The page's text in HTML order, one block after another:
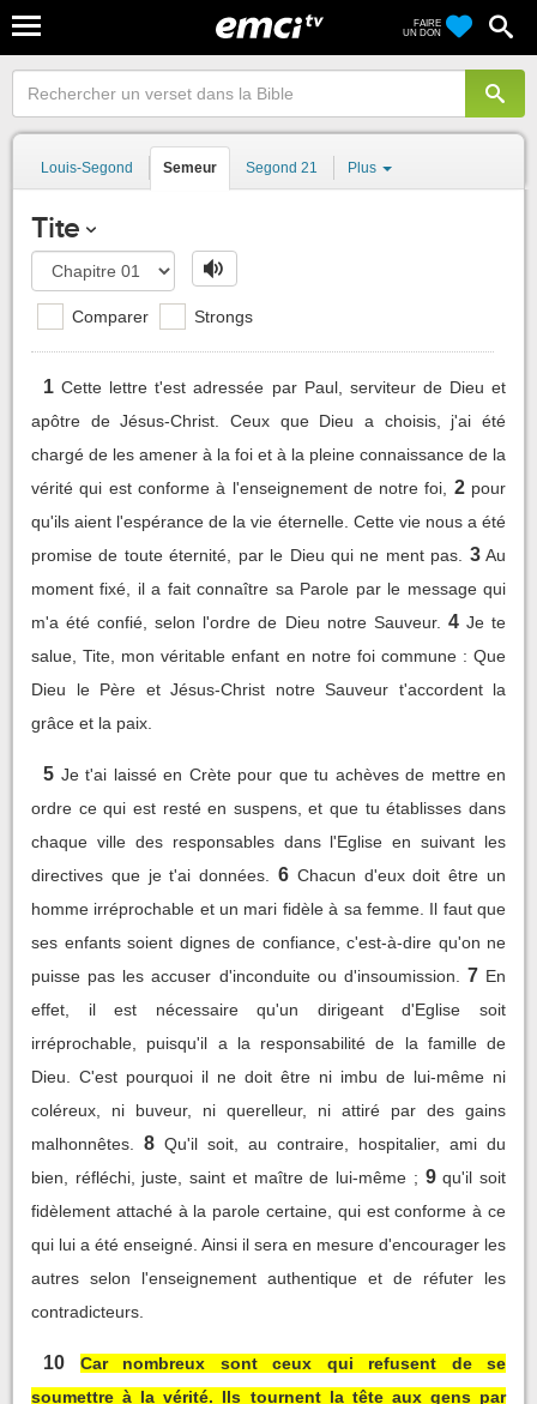
FAIRE
UN DON
Louis-Segond Semeur Segond 21 Plus
Tite
Comparer Strongs
1 Cette lettre t'est adressée par Paul, serviteur de Dieu et
apôtre de Jésus-Christ. Ceux que Dieu a choisis, j'ai été
chargé de les amener à la foi et à la pleine connaissance de la
vérité qui est conforme à l'enseignement de notre foi,
2 pour
qu'ils aient l'espérance de la vie éternelle. Cette vie nous a été
promise de toute éternité, par le Dieu qui ne ment pas.
3 Au
moment fixé, il a fait connaître sa Parole par le message qui
m'a été confié, selon l'ordre de Dieu notre Sauveur. 4 Je te
salue, Tite, mon véritable enfant en notre foi commune : Que
Dieu le Père et Jésus-Christ notre Sauveur t'accordent la
grâce et la paix.
5 Je t'ai laissé en Crète pour que tu achèves de mettre en
ordre ce qui est resté en suspens, et que tu établisses dans
chaque ville des responsables dans l'Eglise en suivant les
directives que je t'ai données.
6 Chacun d'eux doit être un
homme irréprochable et un mari fidèle à sa femme. Il faut que
ses enfants soient dignes de confiance, c'est-à-dire qu'on ne
puisse pas les accuser d'inconduite ou d'insoumission.
7 En
effet, il est nécessaire qu'un dirigeant d'Eglise soit
irréprochable, puisqu'il a la responsabilité de la famille de
Dieu. C'est pourquoi il ne doit être ni imbu de lui-même ni
coléreux, ni buveur, ni querelleur, ni attiré par des gains
malhonnêtes.
8 Qu'il soit, au contraire, hospitalier, ami du
bien, réfléchi, juste, saint et maître de lui-même ; 9 qu'il soit
fidèlement attaché à la parole certaine, qui est conforme à ce
qui lui a été enseigné. Ainsi il sera en mesure d'encourager les
autres selon l'enseignement authentique et de réfuter les
contradicteurs.
10
Car nombreux sont ceux qui refusent de se
soumettre à la vérité. Ils tournent la tête aux gens par